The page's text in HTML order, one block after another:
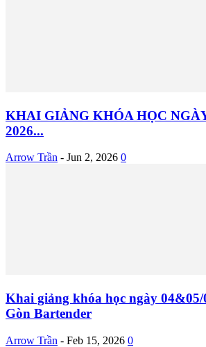
KHAI GIẢNG KHÓA HỌC
2026...
Arrow Trần - Jun 2, 2026 0
Khai giảng khóa học ngày 04&05/
Gòn Bartender
Arrow Trần - Feb 15, 2026 0